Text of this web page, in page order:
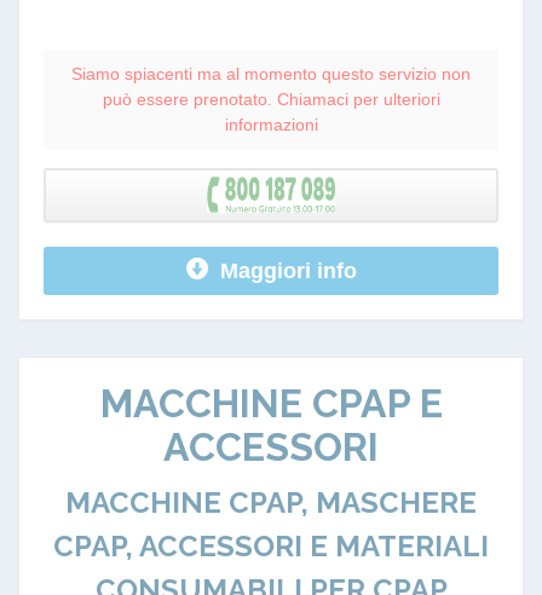
Siamo spiacenti ma al momento questo servizio non
può essere prenotato. Chiamaci per ulteriori
informazioni
Maggiori info
MACCHINE CPAP E
ACCESSORI
MACCHINE CPAP, MASCHERE
CPAP, ACCESSORI E MATERIALI